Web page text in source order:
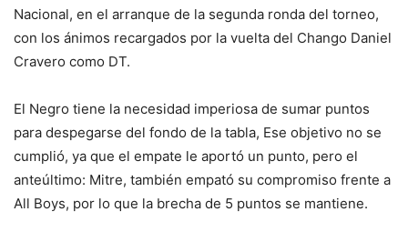
Nacional, en el arranque de la segunda ronda del torneo,
con los ánimos recargados por la vuelta del Chango Daniel
Cravero como DT.
El Negro tiene la necesidad imperiosa de sumar puntos
para despegarse del fondo de la tabla, Ese objetivo no se
cumplió, ya que el empate le aportó un punto, pero el
anteúltimo: Mitre, también empató su compromiso frente a
All Boys, por lo que la brecha de 5 puntos se mantiene.